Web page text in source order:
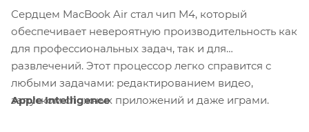
Сердцем MacBook Air стал чип M4, который
обеспечивает невероятную производительность как
для профессиональных задач, так и для
развлечений. Этот процессор легко справится с
любыми задачами: редактированием видео,
запуском сложных приложений и даже играми.
Apple Intelligence